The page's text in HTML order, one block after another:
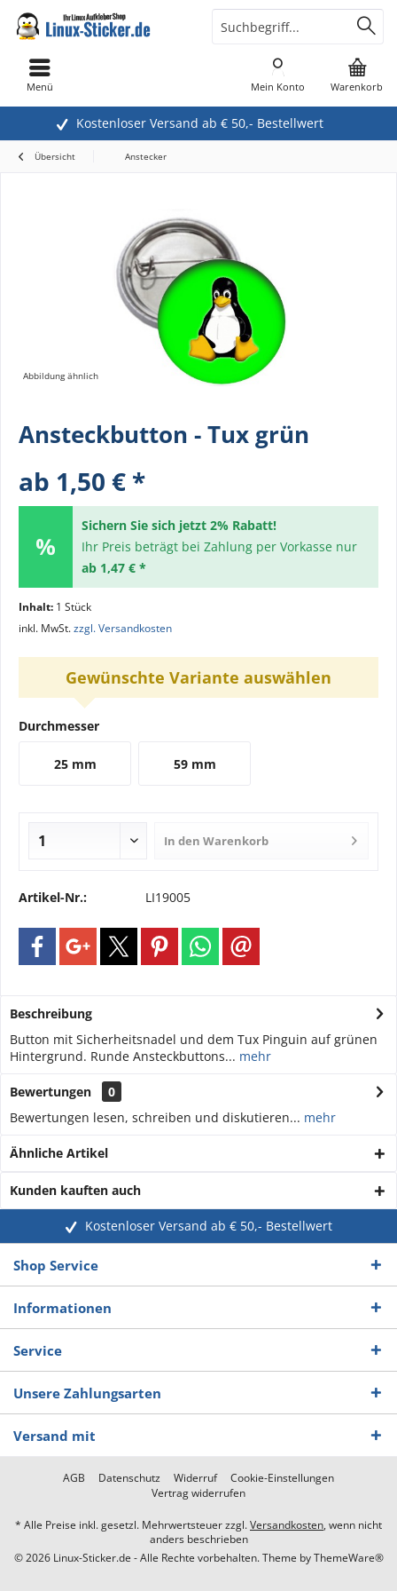
Kostenloser Versand ab € 50,- Bestellwert
Warenkorb
Mein Konto
Menü
Übersicht Anstecker
Abbildung ähnlich
Ansteckbutton - Tux grün
ab 1,50 € *
Sichern Sie sich jetzt 2% Rabatt!
Ihr Preis beträgt bei Zahlung per Vorkasse nur
ab 1,47 € *
Inhalt: 1 Stück
inkl. MwSt.zzgl. Versandkosten
Gewünschte Variante auswählen
Durchmesser
25 mm 59 mm
In den Warenkorb
Artikel-Nr.: LI19005
Beschreibung
Button mit Sicherheitsnadel und dem Tux Pinguin auf grünen
Hintergrund. Runde Ansteckbuttons... mehr
Bewertungen
0
Bewertungen lesen, schreiben und diskutieren... mehr
Ähnliche Artikel
Kunden kauften auch
Kostenloser Versand ab € 50,- Bestellwert
Shop Service
Informationen
Service
Unsere Zahlungsarten
Versand mit
AGB Datenschutz Widerruf
Cookie-Einstellungen
Vertrag widerrufen
* Alle Preise inkl. gesetzl. Mehrwertsteuer zzgl.Versandkosten, wenn nicht
anders beschrieben
© 2026 Linux-Sticker.de - Alle Rechte vorbehalten. Theme byThemeWare®